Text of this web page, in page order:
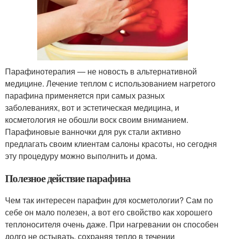
Парафинотерапия — не новость в альтернативной
медицине. Лечение теплом с использованием нагретого
парафина применяется при самых разных
заболеваниях, вот и эстетическая медицина, и
косметология не обошли воск своим вниманием.
Парафиновые ванночки для рук стали активно
предлагать своим клиентам салоны красоты, но сегодня
эту процедуру можно выполнить и дома.
Полезное действие парафина
Чем так интересен парафин для косметологии? Сам по
себе он мало полезен, а вот его свойство как хорошего
теплоносителя очень даже. При нагревании он способен
долго не остывать, сохраняя тепло в течении